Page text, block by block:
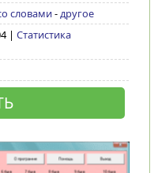
словами-другое
| Статистика